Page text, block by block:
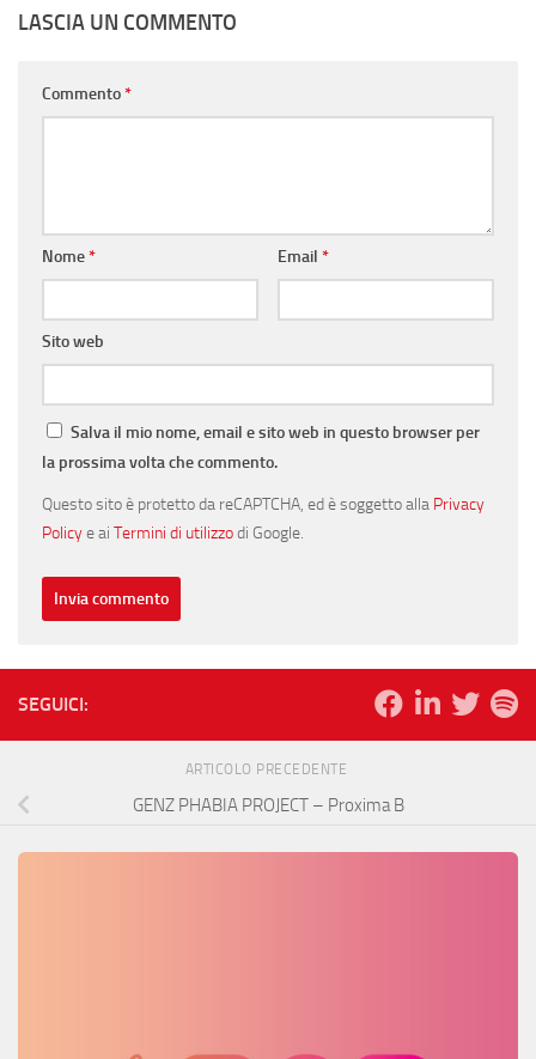
LASCIA UN COMMENTO
Commento*
Nome* Email *
Sito web
Salva il mio nome, email e sito web in questo browser per
la prossima volta che commento.
Questo sito è protetto da reCAPTCHA, ed è soggetto alla Privacy
Policye ai Termini di utilizzodi Google.
SEGUICI:
ARTICOLO PRECEDENTE
GENZ PHABIA PROJECT – Proxima B